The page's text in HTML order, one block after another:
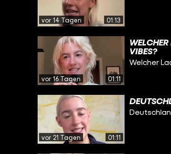
vor 14 Tagen 01:13
vor 16 Tagen 01:11
VIBES?
Welcher
vor 21 Tagen 01:11